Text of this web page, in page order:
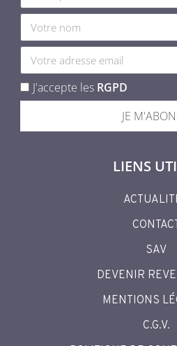
J'accepte les RGPD
JE
LIENS
CONTACT
SAV
DEVENIR
MENTIONS
C.G.V.